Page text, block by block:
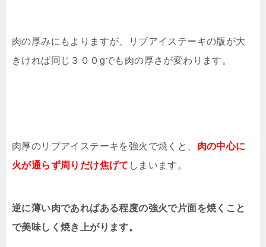
肉の厚みにもよりますが、リブアイステーキの版が大
きければ同じ３００gでも肉の厚さが変わります。
肉厚のリブアイステーキを強火で焼くと、 肉の中心に
火が通らず周りだけ焦げて しまいます。
逆に薄い肉であればある程度の強火で片面を焼くこと
で美味しく焼き上がります。